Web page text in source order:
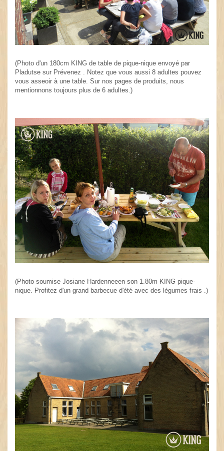
(Photo d'un 180cm KING de table de pique-nique envoyé par
Pladutse sur Prévenez . Notez que vous aussi 8 adultes pouvez
vous asseoir à une table. Sur nos pages de produits, nous
mentionnons toujours plus de 6 adultes.)
(Photo soumise Josiane Hardenneeen son 1.80m KING pique-
nique. Profitez d'un grand barbecue d'été avec des légumes frais .)